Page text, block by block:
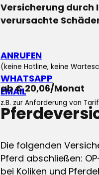
Versicherung durch
verursachte
ANRUFEN
(keine Hotline, keine
WHATSAPP
EMAIL
z.B. zur Anforderung von
ab € 20,06/Monat
Die folgenden
Pferd abschließen:
bei Koliken und